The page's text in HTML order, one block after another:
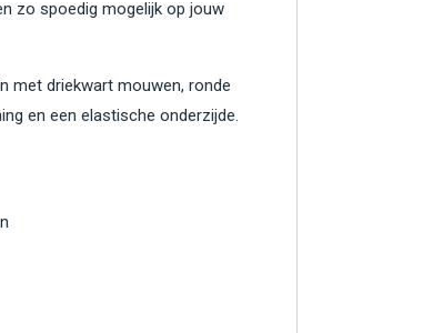
zo spoedig mogelijk op jouw
met driekwart mouwen, ronde
en een elastische onderzijde.